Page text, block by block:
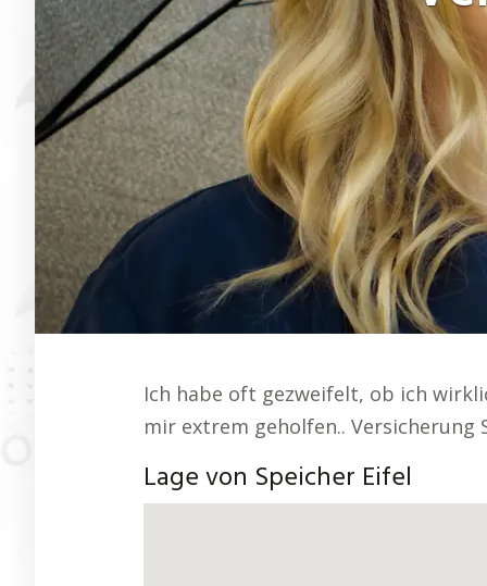
Ich habe oft gezweifelt, ob ich
mir extrem geholfen.. Versicherung
Lage von Speicher Eifel